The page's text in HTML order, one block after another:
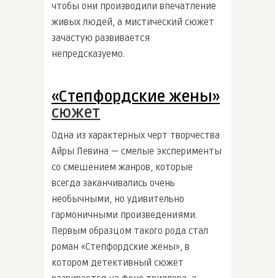
чтобы они производили впечатление
живых людей, а мистический сюжет
зачастую развивается
непредсказуемо.
«Степфордские жены»
сюжет
Одна из характерных черт творчества
Айры Левина — смелые эксперименты
со смешением жанров, которые
всегда заканчивались очень
необычными, но удивительно
гармоничными произведениями.
Первым образцом такого рода стал
роман «Степфордские жены», в
котором детективный сюжет